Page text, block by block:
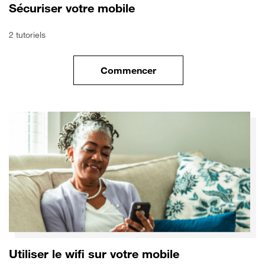
Sécuriser votre mobile
2 tutoriels
Commencerle tuto pour Sécuriser votre
Utiliser le wifi sur votre mobile